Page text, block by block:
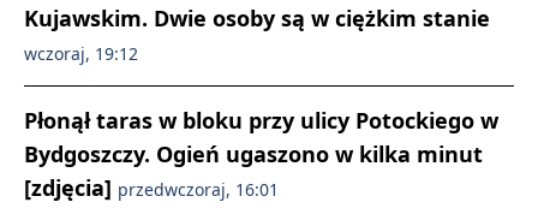
Kujawskim. Dwie osoby są w ciężkim stanie
wczoraj, 19:12
Płonął taras w bloku przy ulicy Potockiego w
Bydgoszczy. Ogień ugaszono w kilka minut
[zdjęcia] przedwczoraj, 16:01